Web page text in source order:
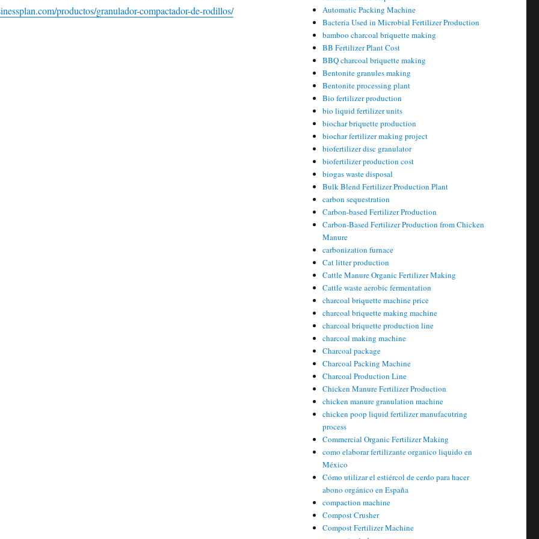
productos/granulador-compactador-de-rodillos/
Automatic Packing Machine
Bacteria Used in Microbial Fertilizer Production
bamboo charcoal briquette making
BB Fertilizer Plant Cost
BBQ charcoal briquette making
Bentonite granules making
Bentonite processing plant
Bio fertilizer production
bio liquid fertilizer units
biochar briquette production
biochar fertilizer making project
biofertilizer disc granulator
biofertilizer production cost
biogas waste disposal
Bulk Blend Fertilizer Production Plant
carbon sequestration
Carbon-based Fertilizer Production
Carbon-Based Fertilizer Production from Chicken
Manure
carbonization furnace
Cat litter production
Cattle Manure Organic Fertilizer Making
Cattle waste aerobic fermentation
charcoal briquette machine price
charcoal briquette making machine
charcoal briquette production line
charcoal making machine
Charcoal package
Charcoal Packing Machine
Charcoal Production Line
Chicken Manure Fertilizer Production
chicken manure granulation machine
chicken poop liquid fertilizer manufacutring
process
Commercial Organic Fertilizer Making
como elaborar fertilizante organico liquido en
México
Cómo utilizar el estiércol de cerdo para hacer
abono orgánico en España
compaction machine
Compost Crusher
Compost Fertilizer Machine